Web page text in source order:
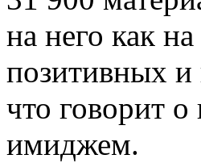
на него как
позитивных и
что говорит
имиджем.